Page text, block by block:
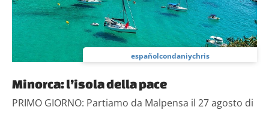
españolcondaniychris
Minorca: l’isola della pace
PRIMO GIORNO: Partiamo da Malpensa il 27 agosto di